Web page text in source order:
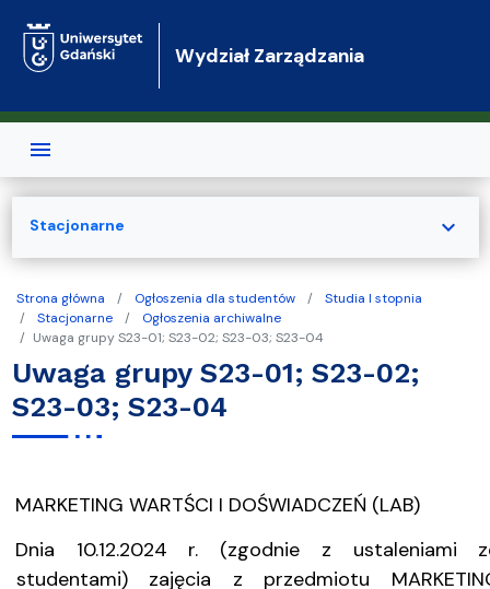
Wydział Zarządzania
Strona główna Ogłoszenia dla studentów
Studia I stopnia
Stacjonarne
Ogłoszenia archiwalne
Uwaga grupy S23-01; S23-02; S23-03; S23-04
Uwaga grupy S23-01; S23-02;
S23-03; S23-04
MARKETING WARTŚCI I DOŚWIADCZEŃ (LAB)
Dnia 10.12.2024 r. (zgodnie z ustaleniami
studentami) zajęcia z przedmiotu
Stacjonarne expand_more